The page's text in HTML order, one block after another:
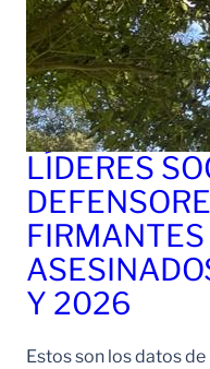
LÍDERES
Y 2026
Estos son los datos